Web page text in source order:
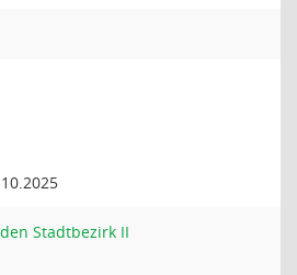
Stadtbezirk II